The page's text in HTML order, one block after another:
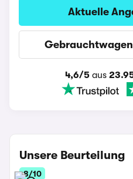
Aktuelle
4,6/5 aus
Unsere Beurteilung
8/10